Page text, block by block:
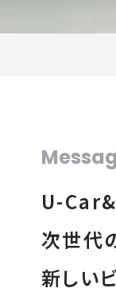
U-
次世代
新しい​